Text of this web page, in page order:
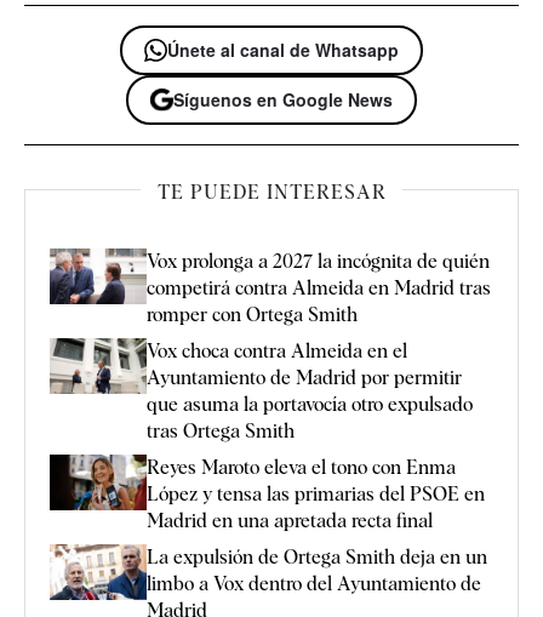
Únete al canal de Whatsapp
Síguenos en Google News
TE PUEDE INTERESAR
Vox prolonga a 2027 la incógnita de quién
competirá contra Almeida en Madrid tras
romper con Ortega Smith
Vox choca contra Almeida en el
Ayuntamiento de Madrid por permitir
que asuma la portavocía otro expulsado
tras Ortega Smith
Reyes Maroto eleva el tono con Enma
López y tensa las primarias del PSOE en
Madrid en una apretada recta final
La expulsión de Ortega Smith deja en un
limbo a Vox dentro del Ayuntamiento de
Madrid